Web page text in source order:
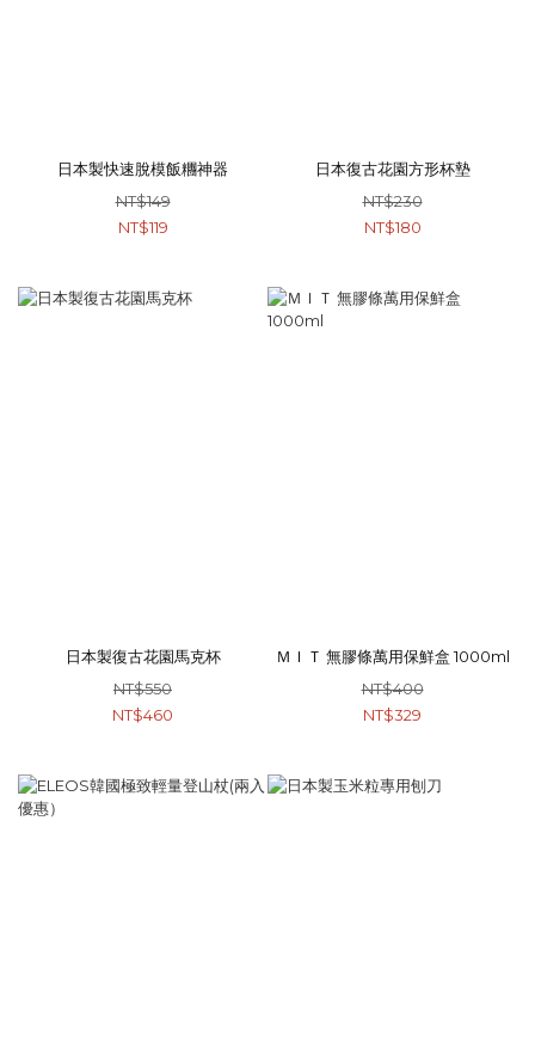
日本製快速脫模飯糰神器
NT$149
NT$119
日本復古花園方形杯墊
NT$230
NT$180
日本製復古花園馬克杯
NT$550
NT$460
ＭＩＴ 無膠條萬用保鮮盒 1000ml
NT$400
NT$329